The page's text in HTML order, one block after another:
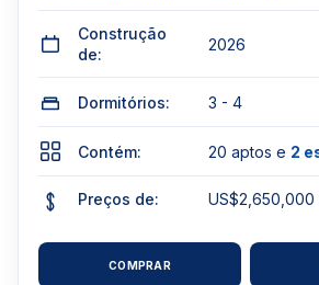
Construção
de:
2026
Dormitórios: 3 - 4
Contém: 20 aptos e 2
Preços de: US$2,650,000
COMPRAR